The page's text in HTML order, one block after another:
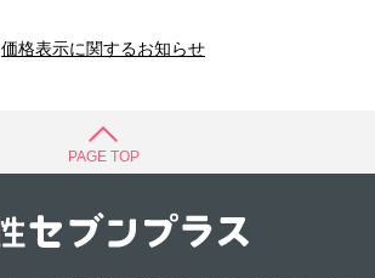
価格表示に関するお知らせ
PAGE TOP